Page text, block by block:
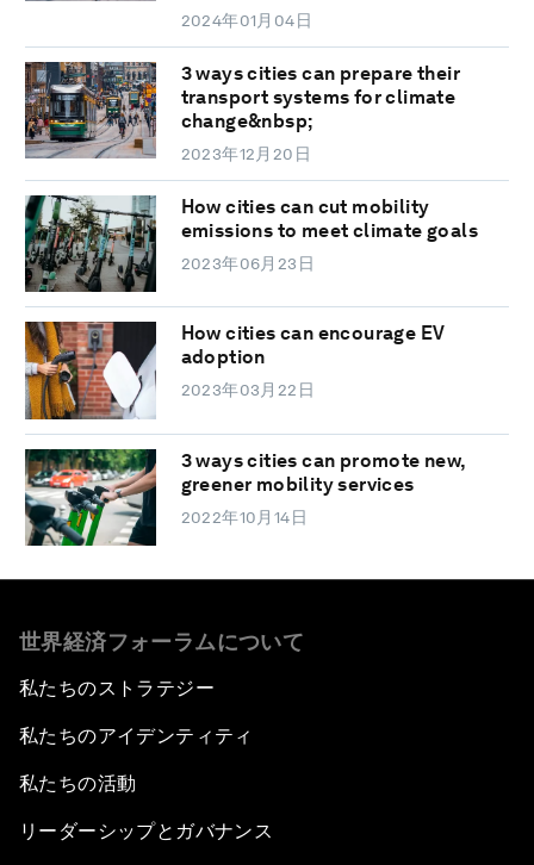
2024年01月04日
3 ways cities can prepare their
transport systems for climate
change&nbsp;
2023年12月20日
How cities can cut mobility
emissions to meet climate goals
2023年06月23日
How cities can encourage EV
adoption
2023年03月22日
3 ways cities can promote new,
greener mobility services
2022年10月14日
世界経済フォーラムについて
私たちのストラテジー
私たちのアイデンティティ
私たちの活動
リーダーシップとガバナンス